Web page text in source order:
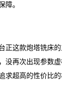
障。
这款炮塔铣床的
没再次出现参数
求超高的性价比